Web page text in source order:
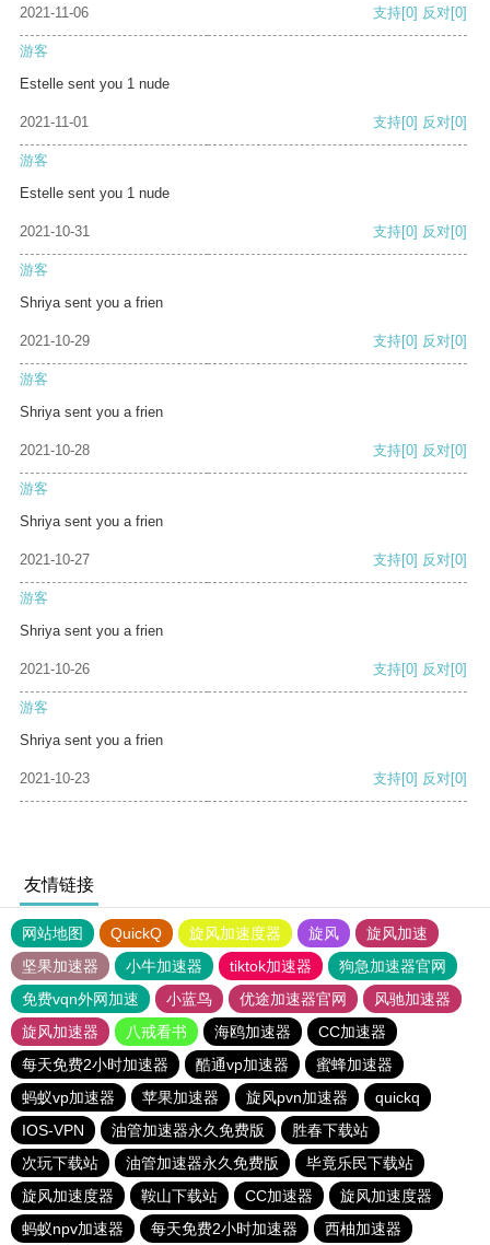
2021-11-06 支持[0] 反对[0]
游客
Estelle sent you 1 nude
2021-11-01 支持[0] 反对[0]
游客
Estelle sent you 1 nude
2021-10-31 支持[0] 反对[0]
游客
Shriya sent you a frien
2021-10-29 支持[0] 反对[0]
游客
Shriya sent you a frien
2021-10-28 支持[0] 反对[0]
游客
Shriya sent you a frien
2021-10-27 支持[0] 反对[0]
游客
Shriya sent you a frien
2021-10-26 支持[0] 反对[0]
游客
Shriya sent you a frien
2021-10-23 支持[0] 反对[0]
友情链接
网站地图 QuickQ 旋风加速度器 旋风
旋风加速
坚果加速器
小牛加速器 tiktok加速器
狗急加速器官网
免费vqn外网加速
小蓝鸟 优途加速器官网
风驰加速器
旋风加速器
八戒看书 海鸥加速器
CC加速器
每天免费2小时加速器
酷通vp加速器
蜜蜂加速器
蚂蚁vp加速器
苹果加速器 旋风pvn加速器
quickq
IOS-VPN
油管加速器永久免费版
胜春下载站
次玩下载站
油管加速器永久免费版
毕竟乐民下载站
旋风加速度器
鞍山下载站 CC加速器
旋风加速度器
蚂蚁npv加速器
每天免费2小时加速器 西柚加速器